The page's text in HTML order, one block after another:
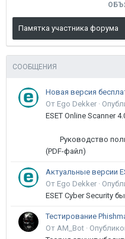
Памятка участника форума
СООБЩЕНИЯ
От Ego Dekker ·
ESET Online Scanner
Руководство
(PDF-файл)
Актуальные версии
От Ego Dekker ·
ESET Cyber Security
От AM_Bot ·